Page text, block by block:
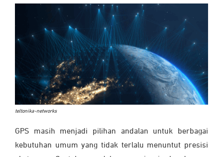
teltonika-networks
GPS masih menjadi pilihan andalan untuk berbagai
kebutuhan umum yang tidak terlalu menuntut presisi